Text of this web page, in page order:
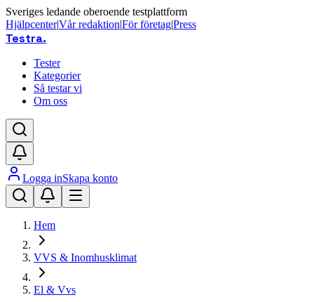
Sveriges ledande oberoende testplattform
Hjälpcenter|Vår redaktion|För företag|Press
Testra.
Tester
Kategorier
Så testar vi
Om oss
Logga inSkapa konto
Hem
VVS & Inomhusklimat
El & Vvs